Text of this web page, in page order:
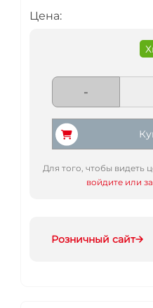
Цена:
-
Для того, чтобы видеть
войдите или
Розничный сайт